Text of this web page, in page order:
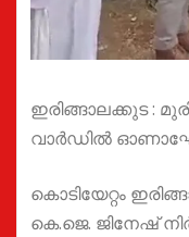
ഇരിങ്ങാലക്കുട :
വാർഡിൽ
കൊടിയേറ്റം
കെ.ജെ. ജിനേഷ്